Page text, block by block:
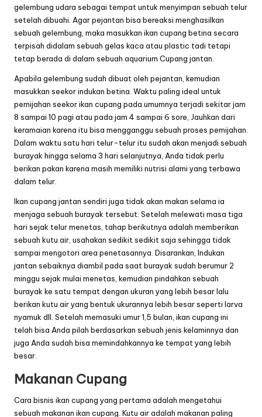
gelembung udara sebagai tempat untuk menyimpan sebuah telur
setelah dibuahi. Agar pejantan bisa bereaksi menghasilkan
sebuah gelembung, maka masukkan ikan cupang betina secara
terpisah didalam sebuah gelas kaca atau plastic tadi tetapi
tetap berada di dalam sebuah aquarium Cupang jantan.
Apabila gelembung sudah dibuat oleh pejantan, kemudian
masukkan seekor indukan betina. Waktu paling ideal untuk
pemijahan seekor ikan cupang pada umumnya terjadi sekitar jam
8 sampai 10 pagi atau pada jam 4 sampai 6 sore, Jauhkan dari
keramaian karena itu bisa mengganggu sebuah proses pemijahan.
Dalam waktu satu hari telur-telur itu sudah akan menjadi sebuah
burayak hingga selama 3 hari selanjutnya, Anda tidak perlu
berikan pakan karena masih memiliki nutrisi alami yang terbawa
dalam telur.
Ikan cupang jantan sendiri juga tidak akan makan selama ia
menjaga sebuah burayak tersebut. Setelah melewati masa tiga
hari sejak telur menetas, tahap berikutnya adalah memberikan
sebuah kutu air, usahakan sedikit sedikit saja sehingga tidak
sampai mengotori area penetasannya. Disarankan, Indukan
jantan sebaiknya diambil pada saat burayak sudah berumur 2
minggu sejak mulai menetas, kemudian pindahkan sebuah
burayak ke satu tempat dengan ukuran yang lebih besar lalu
berikan kutu air yang bentuk ukurannya lebih besar seperti larva
nyamuk dll. Setelah memasuki umur 1,5 bulan, ikan cupang ini
telah bisa Anda pilah berdasarkan sebuah jenis kelaminnya dan
juga Anda sudah bisa memindahkannya ke tempat yang lebih
besar.
Makanan Cupang
Cara bisnis ikan cupang yang pertama adalah mengetahui
sebuah makanan ikan cupang. Kutu air adalah makanan paling